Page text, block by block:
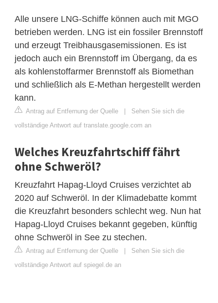
Alle unsere LNG-Schiffe können auch mit MGO
betrieben werden. LNG ist ein fossiler Brennstoff
und erzeugt Treibhausgasemissionen. Es ist
jedoch auch ein Brennstoff im Übergang, da es
als kohlenstoffarmer Brennstoff als Biomethan
und schließlich als E-Methan hergestellt werden
kann.
Antrag auf Entfernung der Quelle | Sehen Sie sich die
vollständige Antwort auf translate.google.com an
Welches Kreuzfahrtschiff fährt
ohne Schweröl?
Kreuzfahrt Hapag-Lloyd Cruises verzichtet ab
2020 auf Schweröl. In der Klimadebatte kommt
die Kreuzfahrt besonders schlecht weg. Nun hat
Hapag-Lloyd Cruises bekannt gegeben, künftig
ohne Schweröl in See zu stechen.
Antrag auf Entfernung der Quelle | Sehen Sie sich die
vollständige Antwort auf spiegel.de an